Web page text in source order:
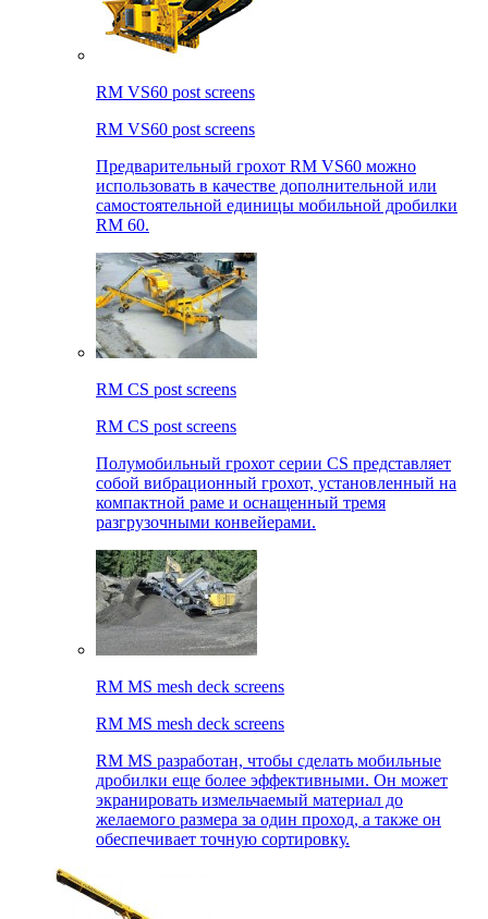
RM VS60 post screens
RM VS60 post screens
Предварительный грохот RM VS60 можно
использовать в качестве дополнительной или
самостоятельной единицы мобильной дробилки
RM 60.
RM CS post screens
RM CS post screens
Полумобильный грохот серии CS представляет
собой вибрационный грохот, установленный на
компактной раме и оснащенный тремя
разгрузочными конвейерами.
RM MS mesh deck screens
RM MS mesh deck screens
RM MS разработан, чтобы сделать мобильные
дробилки еще более эффективными. Он может
экранировать измельчаемый материал до
желаемого размера за один проход, а также он
обеспечивает точную сортировку.